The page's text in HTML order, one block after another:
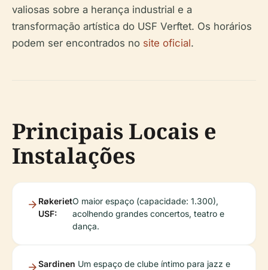
valiosas sobre a herança industrial e a
transformação artística do USF Verftet. Os horários
podem ser encontrados no site oficial.
Principais Locais e
Instalações
Røkeriet
USF:
O maior espaço (capacidade: 1.300),
acolhendo grandes concertos, teatro e
dança.
Sardinen Um espaço de clube íntimo para jazz e